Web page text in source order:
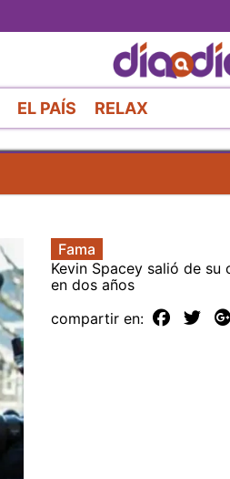
al
EL PAÍS RELAX
Fama
Kevin Spacey salió de
en dos años
compartir en: